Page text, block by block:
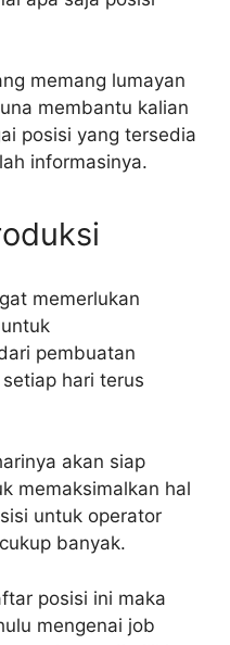
memang lumayan
membantu kalian
posisi yang tersedia
informasinya.
memerlukan
pembuatan
hari terus
akan siap
memaksimalkan hal
untuk operator
banyak.
posisi ini maka
mengenai job